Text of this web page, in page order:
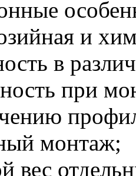
и
в
при
монтаж;
вес